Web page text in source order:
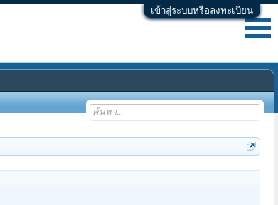
เข้าสู่ระบบหรือลงทะเบียน